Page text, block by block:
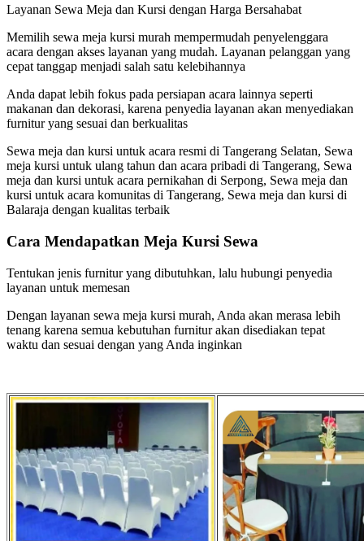
Layanan Sewa Meja dan Kursi dengan Harga Bersahabat
Memilih sewa meja kursi murah mempermudah penyelenggara
acara dengan akses layanan yang mudah. Layanan pelanggan yang
cepat tanggap menjadi salah satu kelebihannya
Anda dapat lebih fokus pada persiapan acara lainnya seperti
makanan dan dekorasi, karena penyedia layanan akan menyediakan
furnitur yang sesuai dan berkualitas
Sewa meja dan kursi untuk acara resmi di Tangerang Selatan, Sewa
meja kursi untuk ulang tahun dan acara pribadi di Tangerang, Sewa
meja dan kursi untuk acara pernikahan di Serpong, Sewa meja dan
kursi untuk acara komunitas di Tangerang, Sewa meja dan kursi di
Balaraja dengan kualitas terbaik
Cara Mendapatkan Meja Kursi Sewa
Tentukan jenis furnitur yang dibutuhkan, lalu hubungi penyedia
layanan untuk memesan
Dengan layanan sewa meja kursi murah, Anda akan merasa lebih
tenang karena semua kebutuhan furnitur akan disediakan tepat
waktu dan sesuai dengan yang Anda inginkan